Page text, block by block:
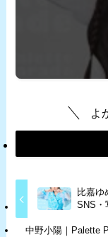
よ
比嘉ゆ
SNS・
中野小陽｜Palette